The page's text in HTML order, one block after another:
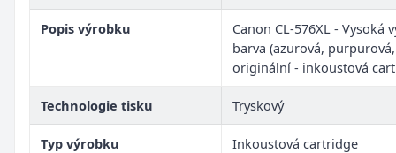
Popis výrobku
Canon CL-576XL - Vysoká
barva (azurová,
originální - inkoustová
Technologie tisku Tryskový
Typ výrobku Inkoustová cartridge